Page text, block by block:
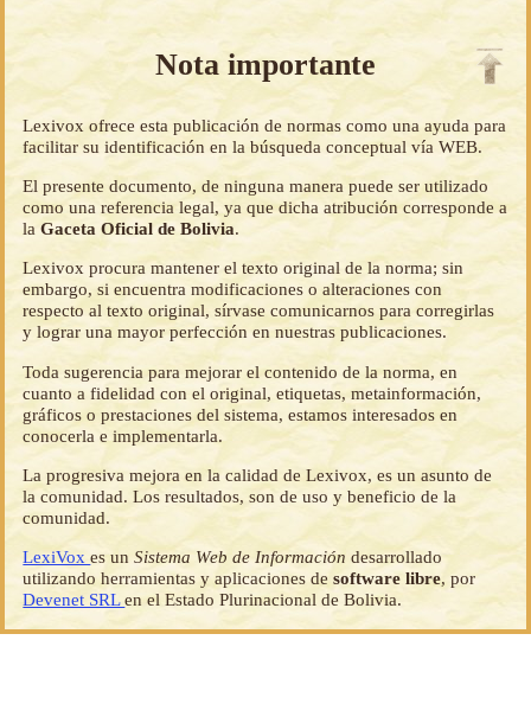
Nota importante
Lexivox ofrece esta publicación de normas como una ayuda para
facilitar su identificación en la búsqueda conceptual vía WEB.
El presente documento, de ninguna manera puede ser utilizado
como una referencia legal, ya que dicha atribución corresponde a
laGaceta Oficial de Bolivia.
Lexivox procura mantener el texto original de la norma; sin
embargo, si encuentra modificaciones o alteraciones con
respecto al texto original, sírvase comunicarnos para corregirlas
y lograr una mayor perfección en nuestras publicaciones.
Toda sugerencia para mejorar el contenido de la norma, en
cuanto a fidelidad con el original, etiquetas, metainformación,
gráficos o prestaciones del sistema, estamos interesados en
conocerla e implementarla.
La progresiva mejora en la calidad de Lexivox, es un asunto de
la comunidad. Los resultados, son de uso y beneficio de la
comunidad.
LexiVoxes unSistema Web de Información desarrollado
utilizando herramientas y aplicaciones desoftware libre, por
Devenet SRLen el Estado Plurinacional de Bolivia.